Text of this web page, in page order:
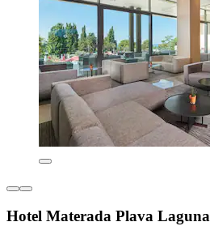
Hotel Materada Plava Laguna